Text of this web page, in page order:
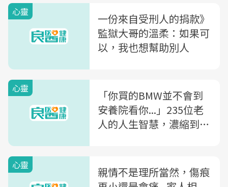
心靈
一份來自受刑人的捐款》
監獄大哥的溫柔：如果可
以，我也想幫助別人
心靈
「你買的BMW並不會到
安養院看你...」235位老
人的人生智慧，濃縮到最
心靈
親情不是理所當然，傷痕